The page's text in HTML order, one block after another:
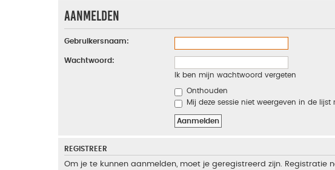
Aanmelden
Gebruikersnaam:
Wachtwoord:
Ik ben mijn wachtwoord vergeten
Onthouden
Mij deze sessie niet weergeven in de
REGISTREER
Om je te kunnen aanmelden, moet je geregistreerd zijn.